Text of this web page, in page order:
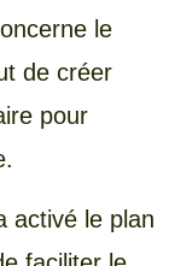
le
de créer
pour
activé le plan